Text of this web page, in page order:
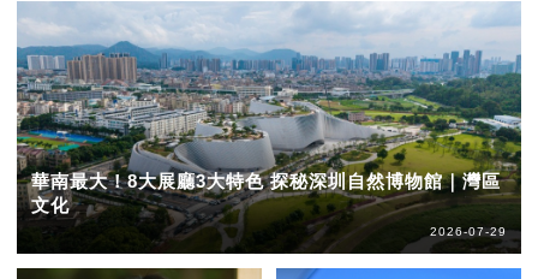
華南最大！8大展廳3大特色 探秘深圳自然博物館｜灣區
文化
2026-07-29